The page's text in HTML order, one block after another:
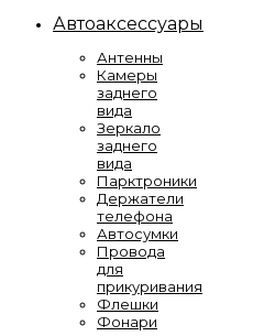
Автоаксессуары
Антенны
Камеры
заднего
вида
Зеркало
заднего
вида
Парктроники
Держатели
телефона
Автосумки
Провода
для
прикуривания
Флешки
Фонари